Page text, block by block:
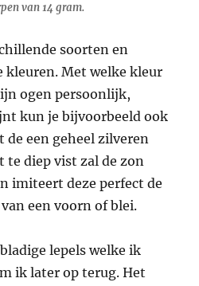
van 14 gram.
soorten en
kleuren. Met welke kleur
ogen persoonlijk,
kun je bijvoorbeeld ook
de een geheel zilveren
te diep vist zal de zon
imiteert deze perfect de
een voorn of blei.
lepels welke ik
ik later op terug. Het